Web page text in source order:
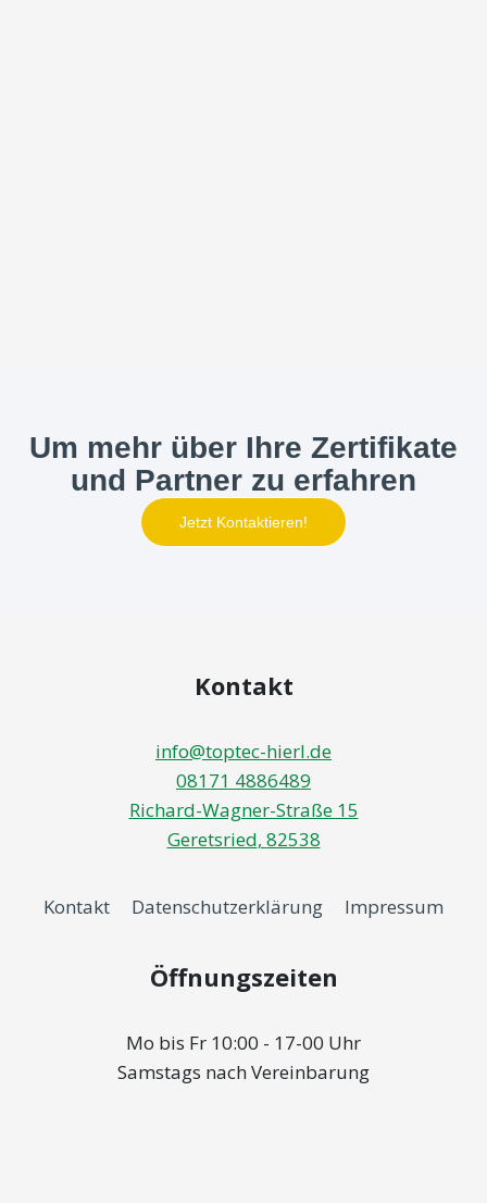
Um mehr über Ihre Zertifikate
und Partner zu erfahren
Jetzt Kontaktieren!
Kontakt
info@toptec-hierl.de
08171 4886489
Richard-Wagner-Straße 15
Geretsried, 82538
Kontakt Datenschutzerklärung Impressum
Öffnungszeiten
Mo bis Fr 10:00 - 17-00 Uhr
Samstags nach Vereinbarung